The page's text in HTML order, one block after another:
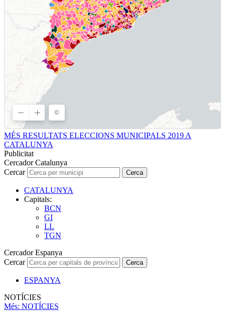
MÉS RESULTATS ELECCIONS MUNICIPALS 2019 A
CATALUNYA
Publicitat
Cercador Catalunya
Cercar
Cerca
CATALUNYA
Capitals:
BCN
GI
LL
TGN
Cercador Espanya
Cercar
Cerca
ESPANYA
NOTÍCIES
Més: NOTÍCIES